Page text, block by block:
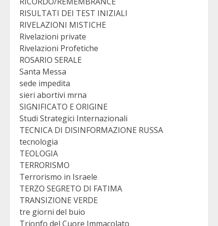
RISULTATI DEI TEST INIZIALI
RIVELAZIONI MISTICHE
Rivelazioni private
Rivelazioni Profetiche
ROSARIO SERALE
Santa Messa
sede impedita
sieri abortivi mrna
SIGNIFICATO E ORIGINE
Studi Strategici Internazionali
TECNICA DI DISINFORMAZIONE RUSSA
tecnologia
TEOLOGIA
TERRORISMO
Terrorismo in Israele
TERZO SEGRETO DI FATIMA
TRANSIZIONE VERDE
tre giorni del buio
Trionfo del Cuore Immacolato